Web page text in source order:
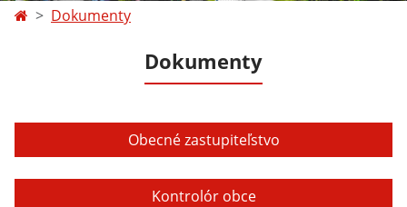
Dokumenty
Dokumenty
Obecné zastupiteľstvo
Kontrolór obce